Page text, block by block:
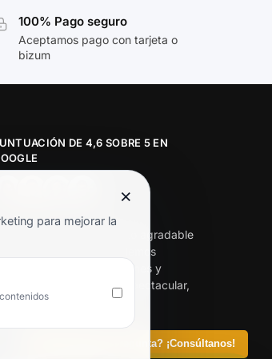
¿Tienes alguna pregunta? ¡Consúltanos!
100% Pago seguro
Aceptamos pago con tarjeta o
bizum
DE 4,6 SOBRE 5 EN
«Servicio de calidad y trato agradable
con precios excelentes. Hemos
comprado en varias ocasiones y
siempre dan respuesta. Espectacular,
de 10.»
×
para mejorar la